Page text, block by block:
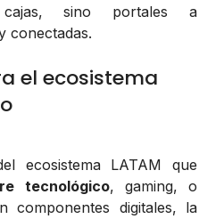
cajas, sino portales a
conectadas.
el ecosistema
ecosistema LATAM que
tecnológico, gaming, o
componentes digitales, la